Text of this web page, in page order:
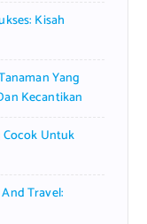
Kisah
Yang
Kecantikan
Cocok Untuk
Travel: